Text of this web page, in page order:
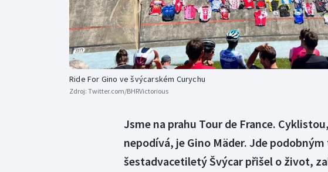
Ride For Gino ve švýcarském Curychu
Zdroj: Twitter.com/BHRVictorious
Jsme na prahu Tour de France.
nepodívá, je Gino Mäder. Jde
šestadvacetiletý Švýcar přišel o život,